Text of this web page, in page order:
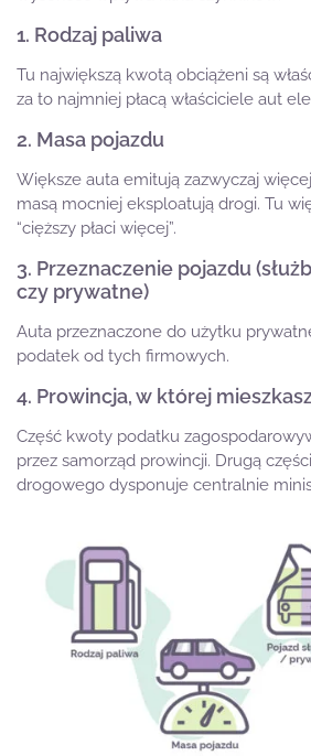
1. Rodzaj paliwa
Tu największą kwotą obciążeni są
za to najmniej płacą właściciele aut
2. Masa pojazdu
Większe auta emitują zazwyczaj
masą mocniej eksploatują drogi. Tu
“cięższy płaci więcej”.
3. Przeznaczenie pojazdu
czy prywatne)
Auta przeznaczone do użytku
podatek od tych firmowych.
4. Prowincja, w której
Część kwoty podatku
przez samorząd prowincji. Drugą
drogowego dysponuje centralnie